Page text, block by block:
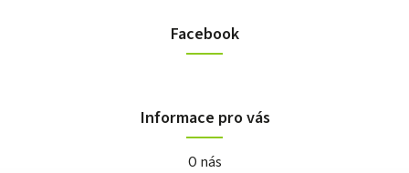
Facebook
Informace pro vás
O nás